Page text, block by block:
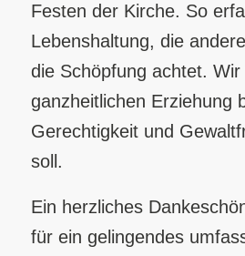
Festen der Kirche. So
Lebenshaltung, die
die Schöpfung achtet.
ganzheitlichen Erziehung
Gerechtigkeit und
soll.
Ein herzliches
für ein gelingendes